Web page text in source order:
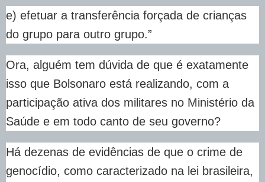
e) efetuar a transferência forçada de crianças
do grupo para outro grupo.”
Ora, alguém tem dúvida de que é exatamente
isso que Bolsonaro está realizando, com a
participação ativa dos militares no Ministério da
Saúde e em todo canto de seu governo?
Há dezenas de evidências de que o crime de
genocídio, como caracterizado na lei brasileira,